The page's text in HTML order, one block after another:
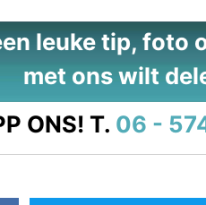
leuke tip, foto
met ons wilt
ONS! T. 06 -